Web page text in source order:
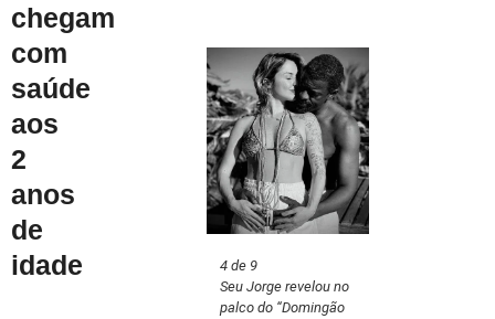
chegam
com
saúde
aos
2
anos
de
idade
4 de 9
Seu Jorge revelou no
palco do “Domingão